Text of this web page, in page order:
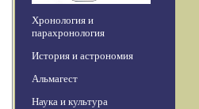
Хронология и
парахронология
История и астрономия
Альмагест
Наука и культура